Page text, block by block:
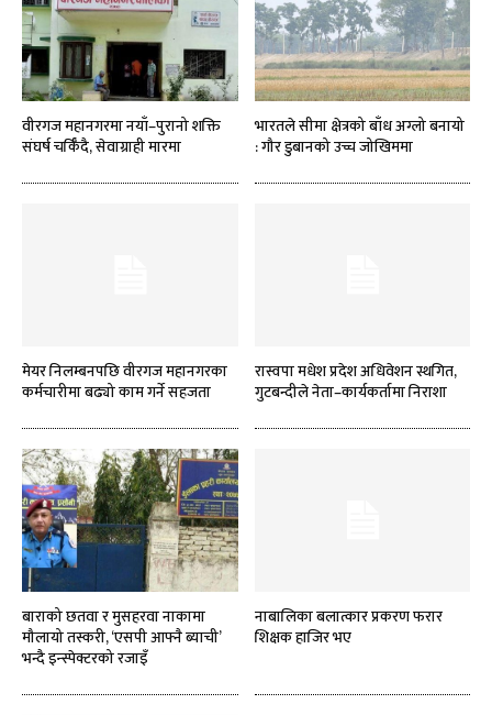
वीरगज महानगरमा नयाँ–पुरानो शक्ति
संघर्ष चर्किँदै, सेवाग्राही मारमा
भारतले सीमा क्षेत्रको बाँध अग्लो बनायो
: गौर डुबानको उच्च जोखिममा
मेयर निलम्बनपछि वीरगज महानगरका
कर्मचारीमा बढ्यो काम गर्ने सहजता
रास्वपा मधेश प्रदेश अधिवेशन स्थगित,
गुटबन्दीले नेता–कार्यकर्तामा निराशा
बाराको छतवा र मुसहरवा नाकामा
मौलायो तस्करी, ‘एसपी आफ्नै ब्याची’
भन्दै इन्स्पेक्टरको रजाइँ
नाबालिका बलात्कार प्रकरण फरार
शिक्षक हाजिर भए